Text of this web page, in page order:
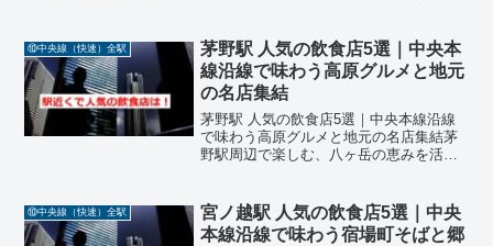
です。カレー激戦区としても有名で、居
酒屋やラーメン店、エス...
⑩中央線（快速）全駅
茅野駅 人気の飲食店5選｜中央本
線沿線で味わう高原グルメと地元
の名店集結
茅野駅 人気の飲食店5選｜中央本線沿線
で味わう高原グルメと地元の名店集結茅
野駅周辺で楽しむ、八ヶ岳の恵みを活か
光の拠点としても人気のあるエリアで
す。駅周辺には、地元食材...
⑩中央線（快速）全駅
宮ノ越駅 人気の飲食店5選｜中央
本線沿線で味わう宿場町そばと郷